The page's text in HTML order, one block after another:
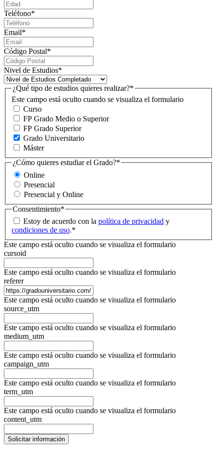
Teléfono*
Email*
Código Postal*
Nivel de Estudios*
Este campo está oculto cuando se visualiza el formulario
¿Qué tipo de estudios quieres realizar?*
Curso
FP Grado Medio o Superior
FP Grado Superior
Grado Universitario
Máster
¿Cómo quieres estudiar el Grado?*
Online
Presencial
Presencial y Online
Consentimiento*
Estoy de acuerdo con la política de privacidad y
condiciones de uso.*
Este campo está oculto cuando se visualiza el formulario
cursoid
Este campo está oculto cuando se visualiza el formulario
referer
Este campo está oculto cuando se visualiza el formulario
source_utm
Este campo está oculto cuando se visualiza el formulario
medium_utm
Este campo está oculto cuando se visualiza el formulario
campaign_utm
Este campo está oculto cuando se visualiza el formulario
term_utm
Este campo está oculto cuando se visualiza el formulario
content_utm